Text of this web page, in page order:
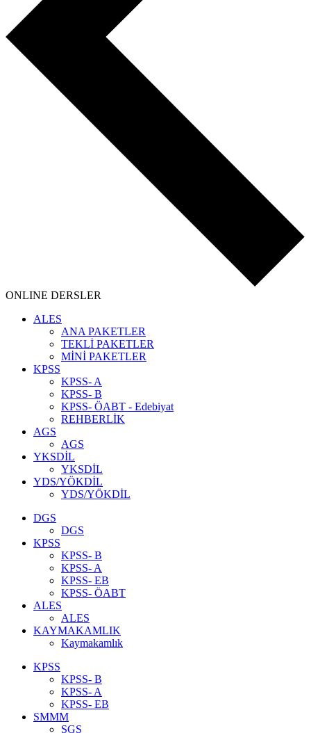
ONLINE DERSLER
ALES
ANA PAKETLER
TEKLİ PAKETLER
MİNİ PAKETLER
KPSS
KPSS- A
KPSS- B
KPSS- ÖABT - Edebiyat
REHBERLİK
AGS
AGS
YKSDİL
YKSDİL
YDS/YÖKDİL
YDS/YÖKDİL
DGS
DGS
KPSS
KPSS- B
KPSS- A
KPSS- EB
KPSS- ÖABT
ALES
ALES
KAYMAKAMLIK
Kaymakamlık
KPSS
KPSS- B
KPSS- A
KPSS- EB
SMMM
SGS